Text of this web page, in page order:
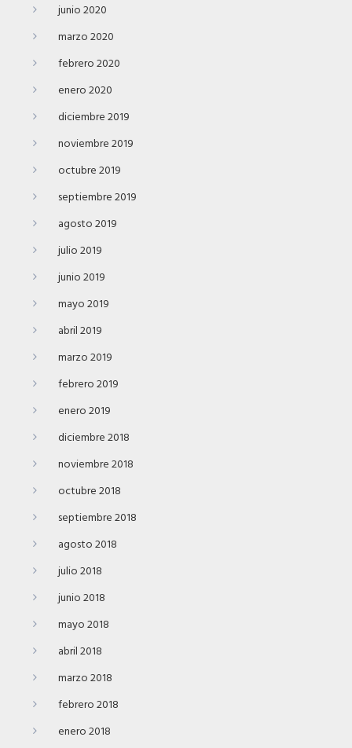
junio 2020
marzo 2020
febrero 2020
enero 2020
diciembre 2019
noviembre 2019
octubre 2019
septiembre 2019
agosto 2019
julio 2019
junio 2019
mayo 2019
abril 2019
marzo 2019
febrero 2019
enero 2019
diciembre 2018
noviembre 2018
octubre 2018
septiembre 2018
agosto 2018
julio 2018
junio 2018
mayo 2018
abril 2018
marzo 2018
febrero 2018
enero 2018